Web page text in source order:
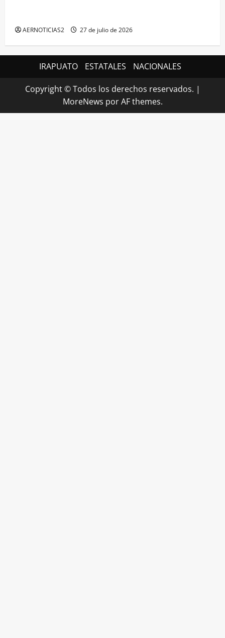
AERNOTICIAS2 27 de julio de 2026
IRAPUATO ESTATALES NACIONALES
Copyright © Todos los derechos reservados. |
MoreNews por AF themes.